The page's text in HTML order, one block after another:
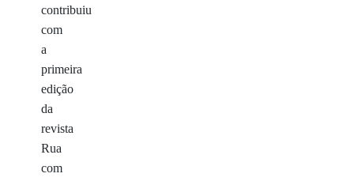
contribuiu
com
a
primeira
edição
da
revista
Rua
com